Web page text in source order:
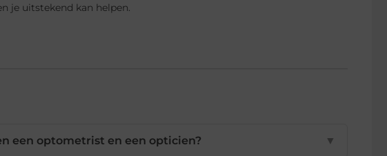
je uitstekend kan helpen.
een optometrist en een opticien? ▼